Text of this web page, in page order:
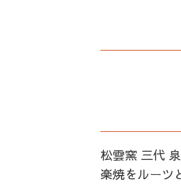
松雲窯 三代
楽焼をルーツ